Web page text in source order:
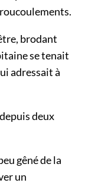
brodant
se tenait
adressait à
deux
gêné de la
un